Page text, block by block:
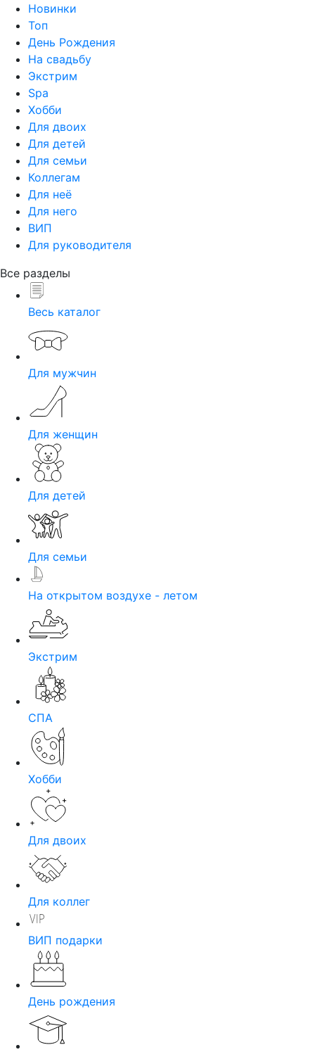
Новинки
Топ
День Рождения
На свадьбу
Экстрим
Spa
Хобби
Для двоих
Для детей
Для семьи
Коллегам
Для неё
Для него
ВИП
Для руководителя
Все разделы
Весь каталог
Для мужчин
Для женщин
Для детей
Для семьи
На открытом воздухе - летом
Экстрим
СПА
Хобби
Для двоих
Для коллег
ВИП подарки
День рождения